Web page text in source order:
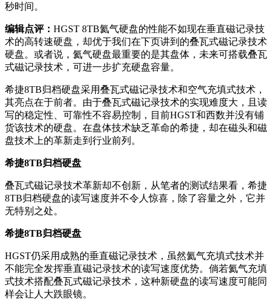
秒时间。
编辑点评： HGST 8TB氦气硬盘的性能不如现在垂直磁记录技
术的高转速硬盘，却优于我们在下页讲到的叠瓦式磁记录技术
硬盘。或者说，氦气硬盘最重要的是其盘体，未来可搭载叠瓦
式磁记录技术，可进一步扩充硬盘容量。
希捷8TB归档硬盘采用叠瓦式磁记录技术和空气充填式技术，
其亮点在于前者。由于叠瓦式磁记录技术的实现难度大，且读
写的稳定性、可靠性不容易控制，目前HGST和西数并没有铺
货该技术的硬盘。在盘体技术缺乏革命的希捷，却在磁头和磁
盘技术上的革新走到行业前列。
希捷8TB归档硬盘
叠瓦式磁记录技术革新却不创新，从笔者的测试结果看，希捷
8TB归档硬盘的读写速度并不令人惊喜，除了容量之外，它并
无特别之处。
希捷8TB归档硬盘
HGST仍采用成熟的垂直磁记录技术，虽然氦气充填式技术并
不能完全发挥垂直磁记录技术的读写速度优势。倘若氦气充填
式技术搭配叠瓦式磁记录技术，这种新硬盘的读写速度可能同
样会让人大跌眼镜。